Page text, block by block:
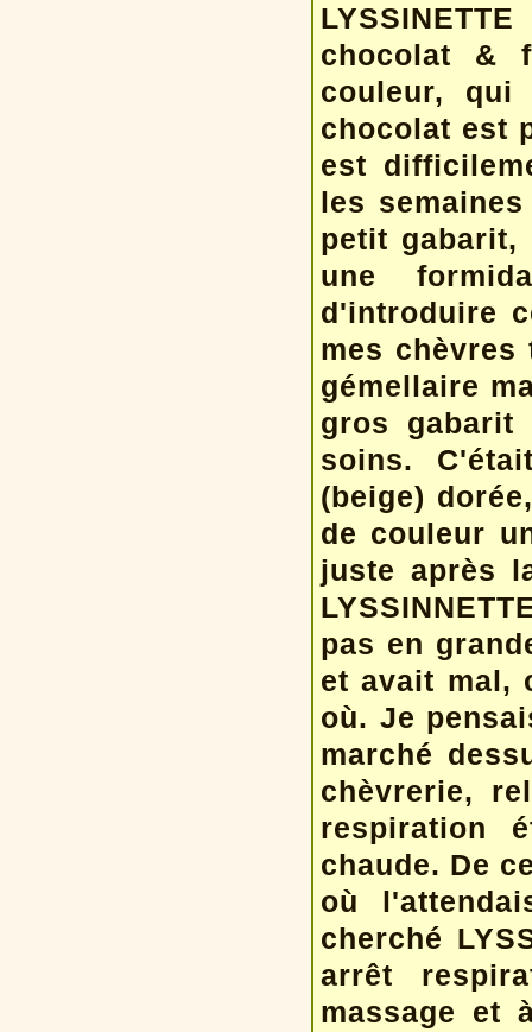
chocolat &
couleur,
chocolat est
est
les
petit gabarit,
une
d'introduire
mes chèvres
gémellaire
gros gabarit
soins.
(beige)
de couleur
juste après
pas en
et avait mal,
où. Je
marché
chèvrerie,
respiration
chaude. De
où
cherché
arrêt
massage et